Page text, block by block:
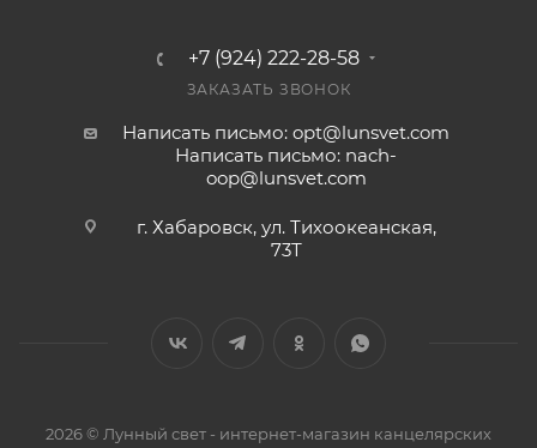
+7 (924) 222-28-58
ЗАКАЗАТЬ ЗВОНОК
Написать письмо: opt@lunsvet.com
Написать письмо: nach-
oop@lunsvet.com
г. Хабаровск, ул. Тихоокеанская,
73Т
2026 © Лунный свет - интернет-магазин канцелярских